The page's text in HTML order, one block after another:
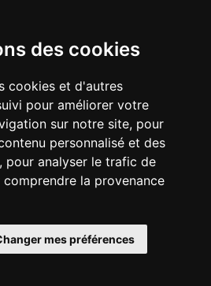
des cookies
cookies et d'autres
pour améliorer votre
sur notre site, pour
personnalisé et des
pour analyser le trafic de
la provenance
mes préférences
---CACHE---
- Olivetti Media Communication